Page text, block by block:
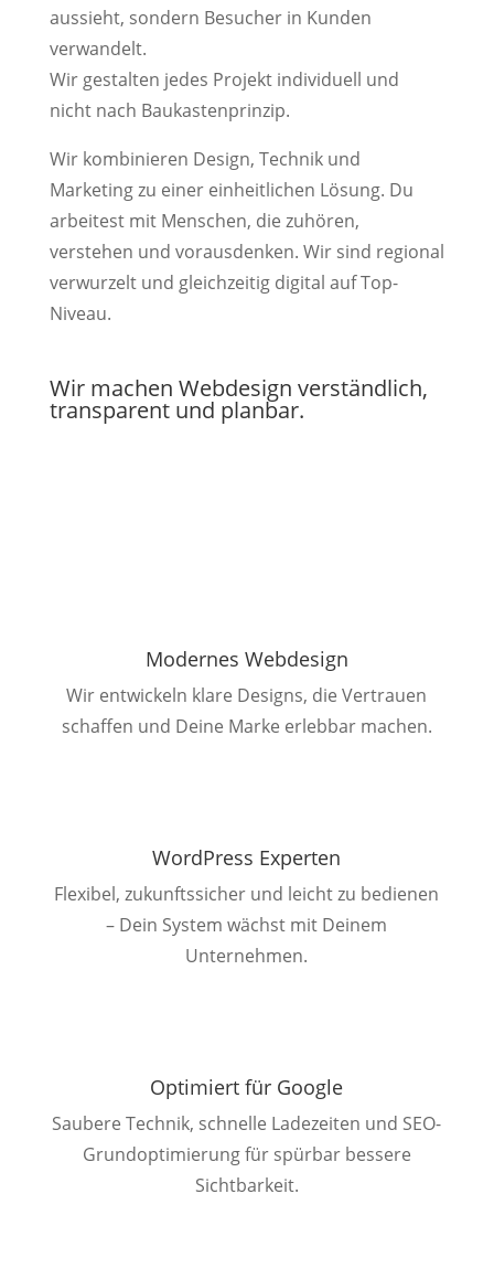
aussieht, sondern Besucher in Kunden
verwandelt.
Wir gestalten jedes Projekt individuell und
nicht nach Baukastenprinzip.
Wir kombinieren Design, Technik und
Marketing zu einer einheitlichen Lösung. Du
arbeitest mit Menschen, die zuhören,
verstehen und vorausdenken. Wir sind regional
verwurzelt und gleichzeitig digital auf Top-
Niveau.
Wir machen Webdesign verständlich,
transparent und planbar.
Modernes Webdesign
Wir entwickeln klare Designs, die Vertrauen
schaffen und Deine Marke erlebbar machen.
WordPress Experten
Flexibel, zukunftssicher und leicht zu bedienen
– Dein System wächst mit Deinem
Unternehmen.
Optimiert für Google
Saubere Technik, schnelle Ladezeiten und SEO-
Grundoptimierung für spürbar bessere
Sichtbarkeit.